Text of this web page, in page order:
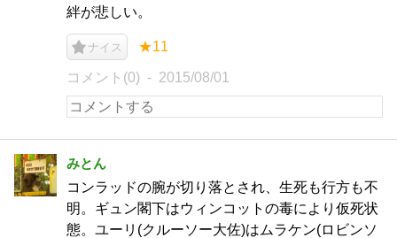
絆が悲しい。
ナイス ★11
コメント(0) 2015/08/01
みとん
コンラッドの腕が切り落とされ、生死も行方も不
明。ギュン閣下はウィンコットの毒により仮死状
態。ユーリ(クルーソー大佐)はムラケン(ロビンソ